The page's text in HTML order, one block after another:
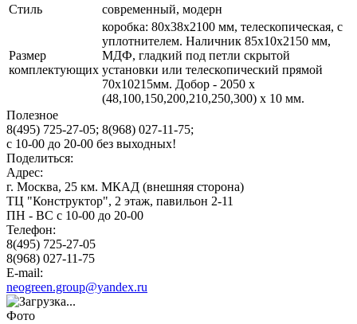
Стиль
современный, модерн
Размер
комплектующих
коробка: 80x38x2100 мм, телескопическая, с
уплотнителем. Наличник 85x10x2150 мм,
МДФ, гладкий под петли скрытой
установки или телескопический прямой
70x10215мм. Добор - 2050 х
(48,100,150,200,210,250,300) х 10 мм.
Полезное
8(495) 725-27-05; 8(968) 027-11-75;
с 10-00 до 20-00 без выходных!
Поделиться:
Адрес:
г. Москва, 25 км. МКАД (внешняя сторона)
ТЦ "Конструктор", 2 этаж, павильон 2-11
ПН - ВС с 10-00 до 20-00
Телефон:
8(495) 725-27-05
8(968) 027-11-75
E-mail:
neogreen.group@yandex.ru
Фото